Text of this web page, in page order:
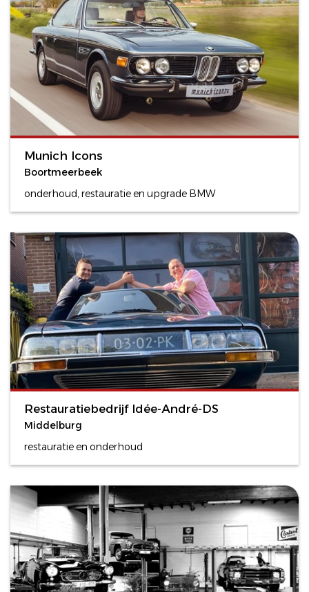
Munich Icons
Boortmeerbeek
onderhoud, restauratie en upgrade BMW
Restauratiebedrijf Idée-André-DS
Middelburg
restauratie en onderhoud